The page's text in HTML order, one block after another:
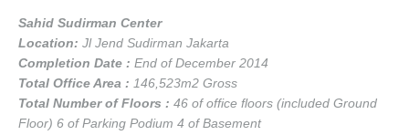
Sahid Sudirman Center
Location: Jl Jend Sudirman Jakarta
Completion Date : End of December 2014
Total Office Area : 146,523m2 Gross
Total Number of Floors : 46 of office floors (included Ground
Floor) 6 of Parking Podium 4 of Basement